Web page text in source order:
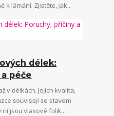
k lámání. Zjistěte, jak...
délek:
péče
v délkách. Jejich kvalita,
souvisejí se stavem
ní jsou vlasové folik...